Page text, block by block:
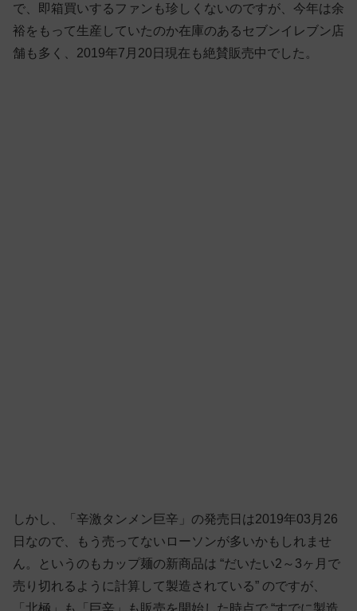
で、即箱買いするファンも珍しくないのですが、今年は余
裕をもって生産していたのか在庫のあるセブンイレブン店
舗も多く、2019年7月20日現在も絶賛販売中でした。
しかし、「辛激タンメン巨辛」の発売日は2019年03月26
日なので、もう売ってないローソンが多いかもしれませ
ん。というのもカップ麺の新商品は “だいたい2～3ヶ月で
売り切れるように計算して製造されている” のですが、
「北極」も「巨辛」も販売を開始した時点で “すでに製造